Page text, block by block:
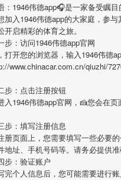
： 1946伟德app🎧是一家备受瞩
加入 1946伟德app的大家庭，参
开启精彩的体育之旅。
步：访问1946伟德app官网
打开您的浏览器，输入 1946伟德
www.chinacar.com.cn/qiuzhi/
步：点击注册按钮
入 1946伟德app官网，🍰您会在
步：填写注册信息
册页面上，您需要填写一些必要
地址、手机号码等。请务必提供
步：验证账户
个人信息后，您可能需要进行账